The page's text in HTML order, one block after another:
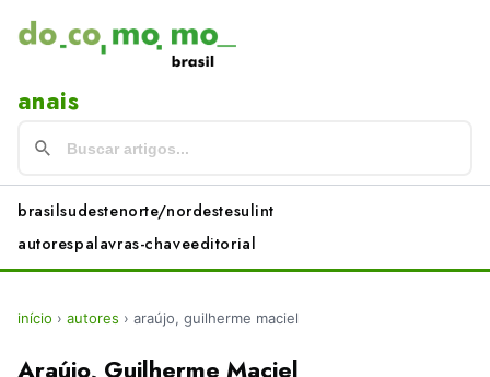
anais
brasilsudestenorte/nordestesulint
autorespalavras-chaveeditorial
início › autores › araújo, guilherme maciel
Araújo, Guilherme Maciel